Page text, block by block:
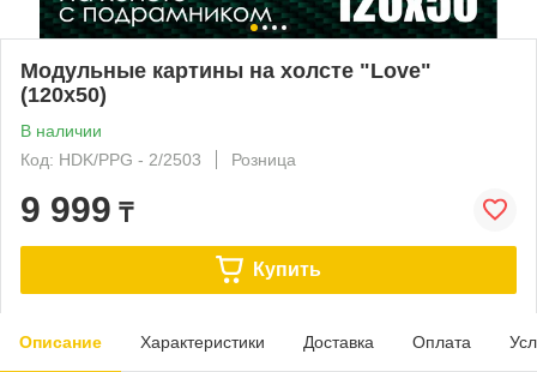
Модульные картины на холсте "Love"
(120x50)
В наличии
Код: HDK/PPG - 2/2503
Розница
9 999 ₸
Купить
Описание Характеристики Доставка Оплата